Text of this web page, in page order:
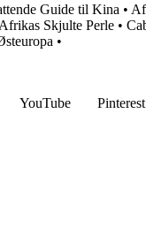
Guide til Kina •
Skjulte Perle •
•
YouTube Pinterest